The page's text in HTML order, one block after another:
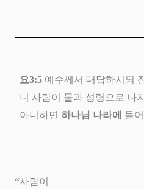
요3:5 예수께서 대답하시되
니 사람이 물과 성령으로 나지
아니하면 하나님 나라에 들
“사람이